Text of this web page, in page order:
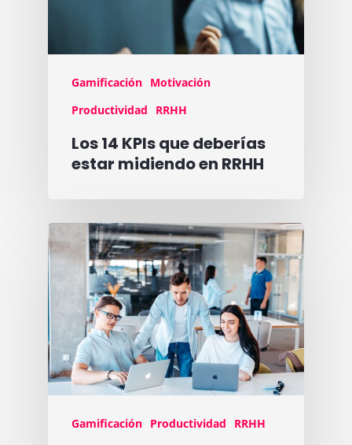
Gamificación Motivación
Productividad
RRHH
Los 14 KPIs que deberías
estar midiendo en RRHH
Gamificación Productividad RRHH